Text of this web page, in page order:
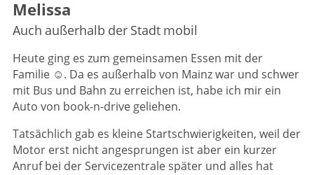
Melissa
Auch außerhalb der Stadt mobil
Heute ging es zum gemeinsamen Essen mit der
Familie ☺️. Da es außerhalb von Mainz war und schwer
mit Bus und Bahn zu erreichen ist, habe ich mir ein
Auto von book-n-drive geliehen.
Tatsächlich gab es kleine Startschwierigkeiten, weil der
Motor erst nicht angesprungen ist aber ein kurzer
Anruf bei der Servicezentrale später und alles hat